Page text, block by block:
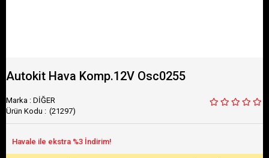
Autokit Hava Komp.12V Osc0255
Marka : DİĞER
(21297)